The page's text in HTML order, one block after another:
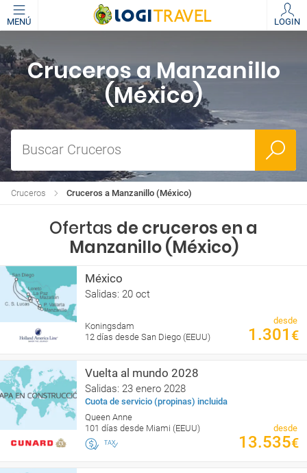
MENÚ LOGIN
Cruceros a Manzanillo
(México)
Buscar Cruceros
Cruceros a Manzanillo (México)
Cruceros
Ofertas de cruceros en a
Manzanillo (México)
México
Salidas: 20 oct
Koningsdam
12 días desde San Diego (EEUU)
desde
1.301 €
Vuelta al mundo 2028
Salidas: 23 enero 2028
Cuota de servicio (propinas) incluida
Queen Anne
101 días desde Miami (EEUU)
desde
13.535€